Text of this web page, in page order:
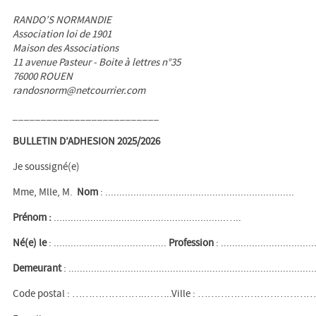
RANDO’S NORMANDIE
Association loi de 1901
Maison des Associations
11 avenue Pasteur - Boite à lettres n°35
76000 ROUEN
randosnorm@netcourrier.com
BULLETIN D’ADHESION 2025/2026
Je soussigné(e)
Mme, Mlle, M. Nom : ...................................................................
Prénom : .............................................................…..
Né(e) le: ........................................ Profession :
Demeurant:
Code postal : …………………..……..Ville :